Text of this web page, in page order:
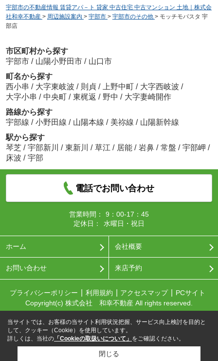
宇部市の不動産情報 賃貸アパ－ト 貸家 中古住宅 中古マンション 土地｜株式会
社和幸不動産 > 周辺施設案内 > 宇部市 > 宇部市のその他 > モッチモパスタ 宇
部店
市区町村から探す
宇部市 / 山陽小野田市 / 山口市
町名から探す
西小串 / 大字東岐波 / 則貞 / 上野中町 / 大字西岐波 /
大字小串 / 中央町 / 東梶返 / 野中 / 大字妻崎開作
路線から探す
宇部線 / 小野田線 / 山陽本線 / 美祢線 / 山陽新幹線
駅から探す
琴芝 / 宇部新川 / 東新川 / 草江 / 居能 / 岩鼻 / 常盤 / 宇部岬 /
床波 / 宇部
電話でお問い合わせ
営業時間：
9：00-17：45
定休日：
水曜日・祝日
ホーム 会社概要
お問い合わせ 来店予約
プライバシーポリシー 利用規約 アクセスマップ
PCサイト
Copyright(c) 株式会社 和幸不動産 All rights reserved.
当サイトでは、お客様の当サイト利用状況把握、サービス向上検討を目的と
して、クッキー（Cookie）を使用しています。
詳しくは、当社の 「Cookieの取扱いについて」 をご確認ください。
閉じる